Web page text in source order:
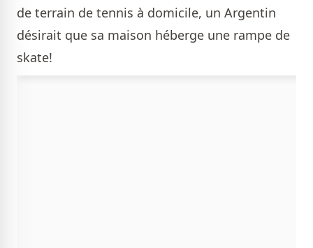
de terrain de tennis à domicile, un Argentin
désirait que sa maison héberge une rampe de
skate!